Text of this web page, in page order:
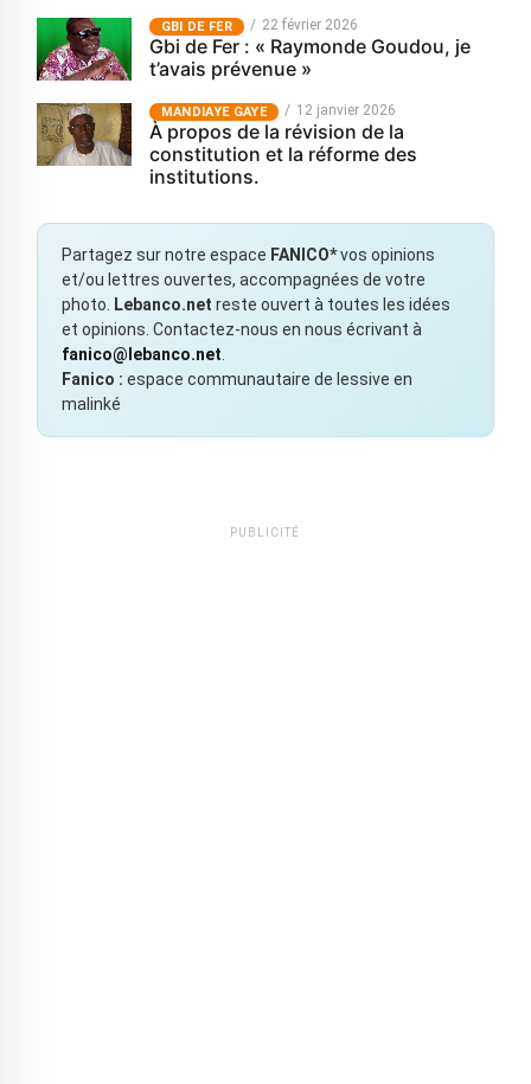
GBI DE FER 22 février 2026
Gbi de Fer : « Raymonde Goudou, je
t’avais prévenue »
MANDIAYE GAYE 12 janvier 2026
À propos de la révision de la
constitution et la réforme des
institutions.
Partagez sur notre espace FANICO*vos opinions
et/ou lettres ouvertes, accompagnées de votre
photo.
Lebanco.net reste ouvert à toutes les idées
et opinions. Contactez-nous en nous écrivant à
fanico@lebanco.net
Fanico : espace communautaire de lessive en
malinké
PUBLICITÉ